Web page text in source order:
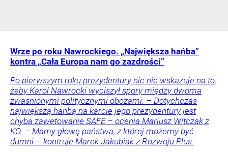
Wrze po roku Nawrockiego. „Największa hańba”
kontra „Cała Europa nam go zazdrości”
Po pierwszym roku prezydentury nic nie wskazuje na to,
żeby Karol Nawrocki wyciszył spory między dwoma
zwaśnionymi politycznymi obozami. – Dotychczas
największą hańbą na karcie jego prezydentury jest
chyba zawetowanie SAFE – ocenia Mariusz Witczak z
KO. – Mamy głowę państwa, z której możemy być
dumni – kontruje Marek Jakubiak z Rozwoju Plus.